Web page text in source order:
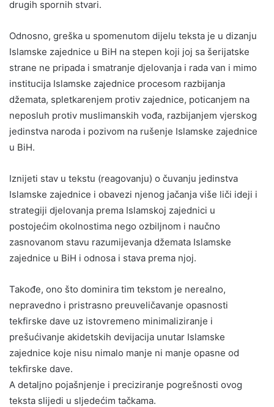
drugih spornih stvari.
Odnosno, greška u spomenutom dijelu teksta je u dizanju
Islamske zajednice u BiH na stepen koji joj sa šerijatske
strane ne pripada i smatranje djelovanja i rada van i mimo
institucija Islamske zajednice procesom razbijanja
džemata, spletkarenjem protiv zajednice, poticanjem na
neposluh protiv muslimanskih vođa, razbijanjem vjerskog
jedinstva naroda i pozivom na rušenje Islamske zajednice
u BiH.
Iznijeti stav u tekstu (reagovanju) o čuvanju jedinstva
Islamske zajednice i obavezi njenog jačanja više liči ideji i
strategiji djelovanja prema Islamskoj zajednici u
postojećim okolnostima nego ozbiljnom i naučno
zasnovanom stavu razumijevanja džemata Islamske
zajednice u BiH i odnosa i stava prema njoj.
Takođe, ono što dominira tim tekstom je nerealno,
nepravedno i pristrasno preuveličavanje opasnosti
tekfirske dave uz istovremeno minimaliziranje i
prešućivanje akidetskih devijacija unutar Islamske
zajednice koje nisu nimalo manje ni manje opasne od
tekfirske dave.
A detaljno pojašnjenje i preciziranje pogrešnosti ovog
teksta slijedi u sljedećim tačkama.